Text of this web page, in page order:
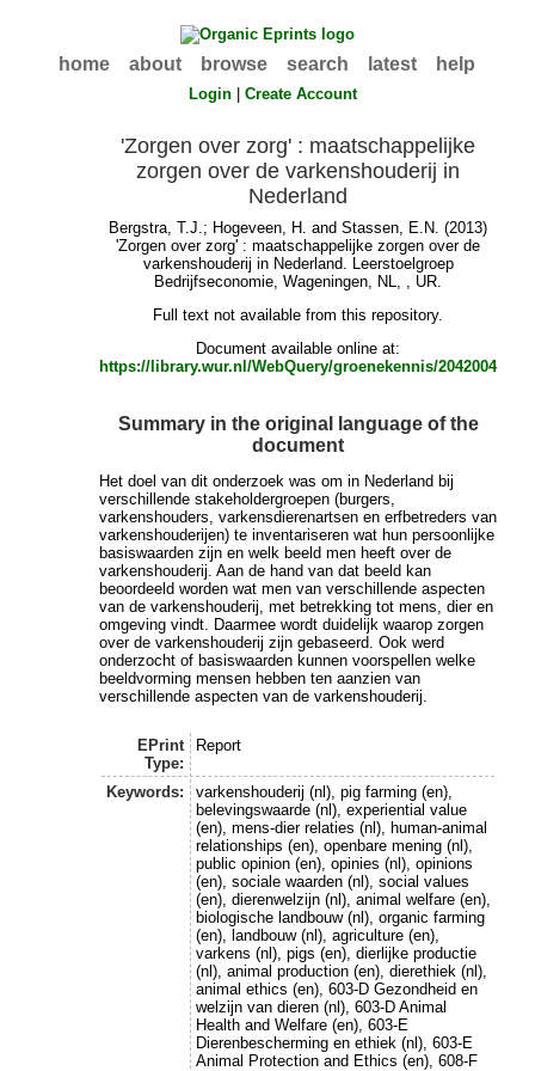
home about browse search latest help
Login |Create Account
'Zorgen over zorg' : maatschappelijke
zorgen over de varkenshouderij in
Nederland
Bergstra, T.J.; Hogeveen, H. andStassen, E.N. (2013)
'Zorgen over zorg' : maatschappelijke zorgen over de
varkenshouderij in Nederland. Leerstoelgroep
Bedrijfseconomie, Wageningen, NL, , UR.
Full text not available from this repository.
Document available online at:
https://library.wur.nl/WebQuery/groenekennis/2042004
Summary in the original language of the
document
Het doel van dit onderzoek was om in Nederland bij
verschillende stakeholdergroepen (burgers,
varkenshouders, varkensdierenartsen en erfbetreders van
varkenshouderijen) te inventariseren wat hun persoonlijke
basiswaarden zijn en welk beeld men heeft over de
varkenshouderij. Aan de hand van dat beeld kan
beoordeeld worden wat men van verschillende aspecten
van de varkenshouderij, met betrekking tot mens, dier en
omgeving vindt. Daarmee wordt duidelijk waarop zorgen
over de varkenshouderij zijn gebaseerd. Ook werd
onderzocht of basiswaarden kunnen voorspellen welke
beeldvorming mensen hebben ten aanzien van
verschillende aspecten van de varkenshouderij.
EPrint
Type:
Report
Keywords:
varkenshouderij (nl), pig farming (en),
belevingswaarde (nl), experiential value
(en), mens-dier relaties (nl), human-animal
relationships (en), openbare mening (nl),
public opinion (en), opinies (nl), opinions
(en), sociale waarden (nl), social values
(en), dierenwelzijn (nl), animal welfare (en),
biologische landbouw (nl), organic farming
(en), landbouw (nl), agriculture (en),
varkens (nl), pigs (en), dierlijke productie
(nl), animal production (en), dierethiek (nl),
animal ethics (en), 603-D Gezondheid en
welzijn van dieren (nl), 603-D Animal
Health and Welfare (en), 603-E
Dierenbescherming en ethiek (nl), 603-E
Animal Protection and Ethics (en), 608-F